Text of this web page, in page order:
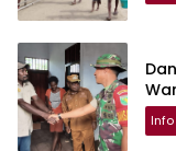
Info